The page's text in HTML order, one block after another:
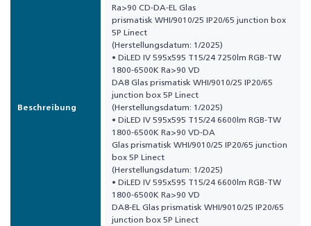
Beschreibung
Ra>90 CD-DA-EL Glas
prismatisk WHI/9010/25 IP20/65 junction box
5P Linect
(Herstellungsdatum: 1/2025)
• DiLED IV 595x595 T15/24 7250lm RGB-TW
1800-6500K Ra>90 VD
DA8 Glas prismatisk WHI/9010/25 IP20/65
junction box 5P Linect
(Herstellungsdatum: 1/2025)
• DiLED IV 595x595 T15/24 6600lm RGB-TW
1800-6500K Ra>90 VD-DA
Glas prismatisk WHI/9010/25 IP20/65 junction
box 5P Linect
(Herstellungsdatum: 1/2025)
• DiLED IV 595x595 T15/24 6600lm RGB-TW
1800-6500K Ra>90 VD
DA8-EL Glas prismatisk WHI/9010/25 IP20/65
junction box 5P Linect